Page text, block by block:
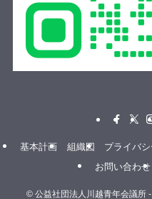
こちらは、明治43年創業
だったぞ🤝
中でも川越唐桟という木
基本計画 組織図 プライバ
お問い合わせ
© 公益社団法人川越青年会議所